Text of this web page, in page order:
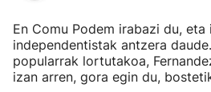
En Comu Podem irabazi du, eta
independentistak antzera
popularrak lortutakoa,
izan arren, gora egin du,